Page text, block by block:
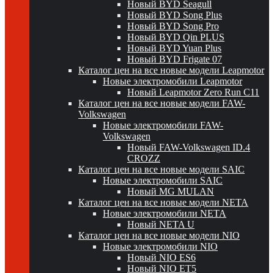
Новый BYD Seagull
Новый BYD Song Plus
Новый BYD Song Pro
Новый BYD Qin PLUS
Новый BYD Yuan Plus
Новый BYD Frigate 07
Каталог цен на все новые модели Leapmotor
Новые электромобили Leapmotor
Новый Leapmotor Zero Run C11
Каталог цен на все новые модели FAW-
Volkswagen
Новые электромобили FAW-
Volkswagen
Новый FAW-Volkswagen ID.4
CROZZ
Каталог цен на все новые модели SAIC
Новые электромобили SAIC
Новый MG MULAN
Каталог цен на все новые модели NETA
Новые электромобили NETA
Новый NETA U
Каталог цен на все новые модели NIO
Новые электромобили NIO
Новый NIO ES6
Новый NIO ET5